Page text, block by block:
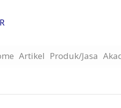
Artikel Produk/Jasa